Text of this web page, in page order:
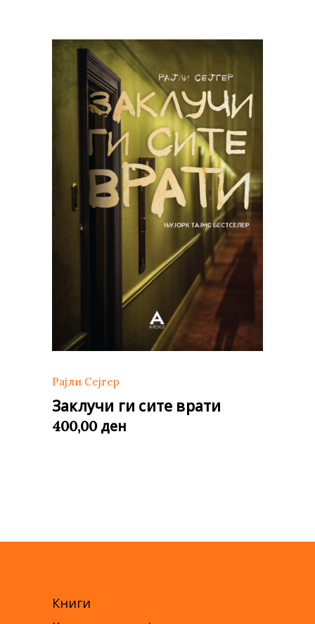
Рајли Сејгер
Заклучи ги сите врати
400,00 ден
Книги